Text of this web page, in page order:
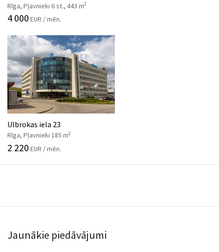
Rīga, Pļavnieki 6 st., 443 m2
4 000 EUR / mēn.
Ulbrokas iela 23
Rīga, Pļavnieki 185 m2
2 220 EUR / mēn.
Jaunākie piedāvājumi